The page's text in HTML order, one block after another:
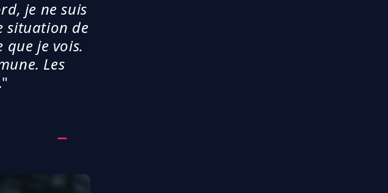
je ne suis
situation de
que je vois.
Les